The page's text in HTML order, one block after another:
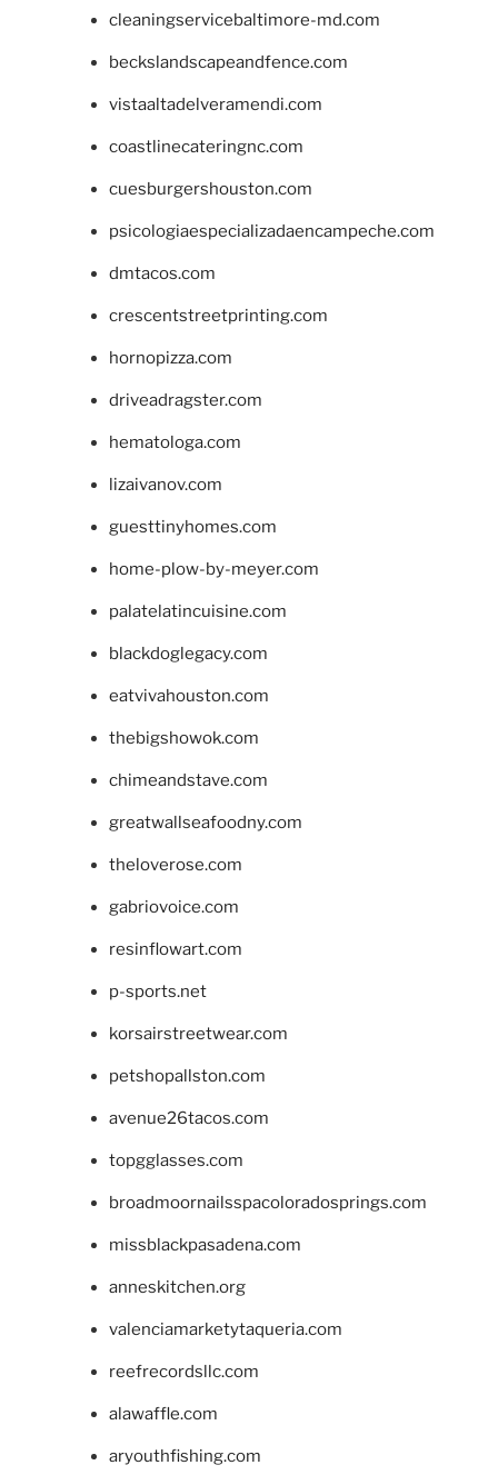
cleaningservicebaltimore-md.com
beckslandscapeandfence.com
vistaaltadelveramendi.com
coastlinecateringnc.com
cuesburgershouston.com
psicologiaespecializadaencampeche.com
dmtacos.com
crescentstreetprinting.com
hornopizza.com
driveadragster.com
hematologa.com
lizaivanov.com
guesttinyhomes.com
home-plow-by-meyer.com
palatelatincuisine.com
blackdoglegacy.com
eatvivahouston.com
thebigshowok.com
chimeandstave.com
greatwallseafoodny.com
theloverose.com
gabriovoice.com
resinflowart.com
p-sports.net
korsairstreetwear.com
petshopallston.com
avenue26tacos.com
topgglasses.com
broadmoornailsspacoloradosprings.com
missblackpasadena.com
anneskitchen.org
valenciamarketytaqueria.com
reefrecordsllc.com
alawaffle.com
aryouthfishing.com